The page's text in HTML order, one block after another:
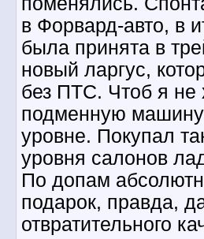
в Форвард-авто, в
была принята в
новый ларгус,
без ПТС. Чтоб я
подменную
уровне. Покупал
уровня салонов
По допам
подарок, правда,
отвратительного